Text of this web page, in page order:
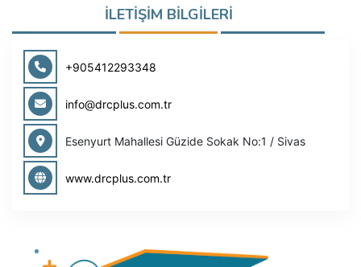
İLETİŞİM BİLGİLERİ
+905412293348
info@drcplus.com.tr
Esenyurt Mahallesi Güzide Sokak No:1 / Sivas
www.drcplus.com.tr